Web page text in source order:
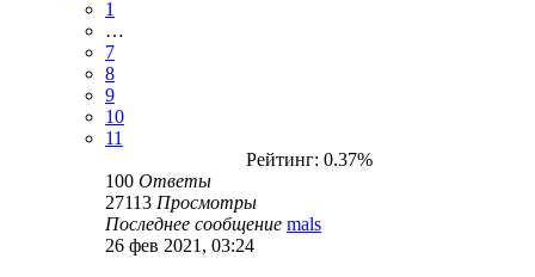
1
…
7
8
9
10
11
Рейтинг: 0.37%
100 Ответы
27113 Просмотры
Последнее сообщение mals
26 фев 2021, 03:24